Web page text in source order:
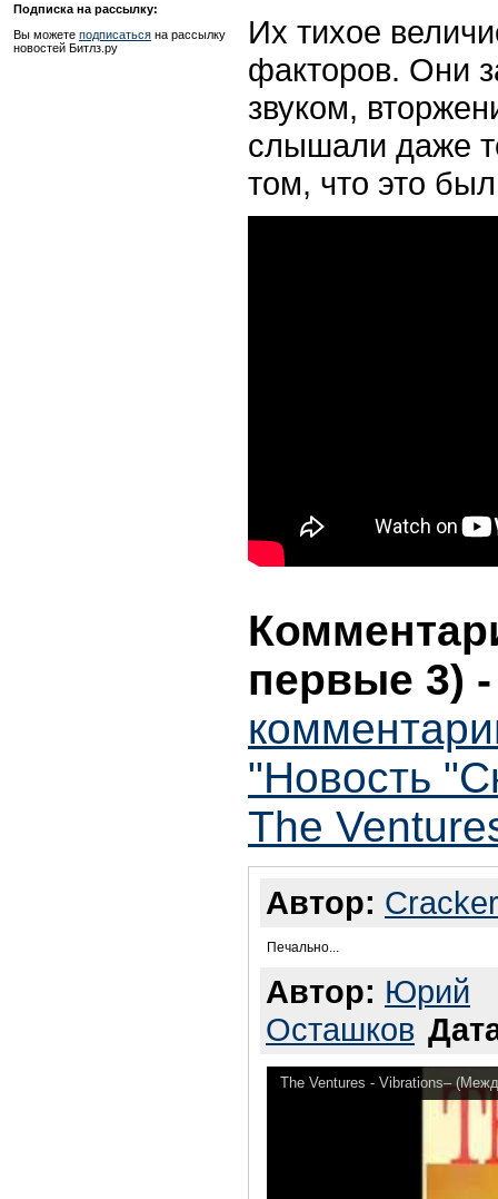
Подписка на рассылку:
Вы можете подписаться на рассылку
новостей Битлз.ру
Их тихое
факторов. Они
звуком,
слышали даже
том, что это
первые 3)
"Новость
The
Автор:
Печально...
Автор: Юрий
Осташков
The Ventures - Vibrations–